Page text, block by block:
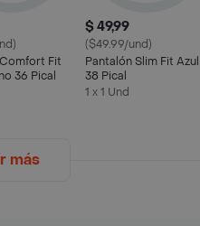
Fit
36 Pical
$ 49,99
($49.99/und)
Pantalón Slim Fit Azul
38 Pical
1 x 1 Und
más